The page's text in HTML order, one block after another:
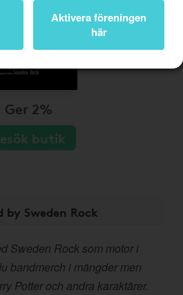
Aktivera föreningen
här
Ger 2%
butik
by Sweden Rock
Sweden Rock som motor i
bandmerch i mängder men
Potter och andra karaktärer.